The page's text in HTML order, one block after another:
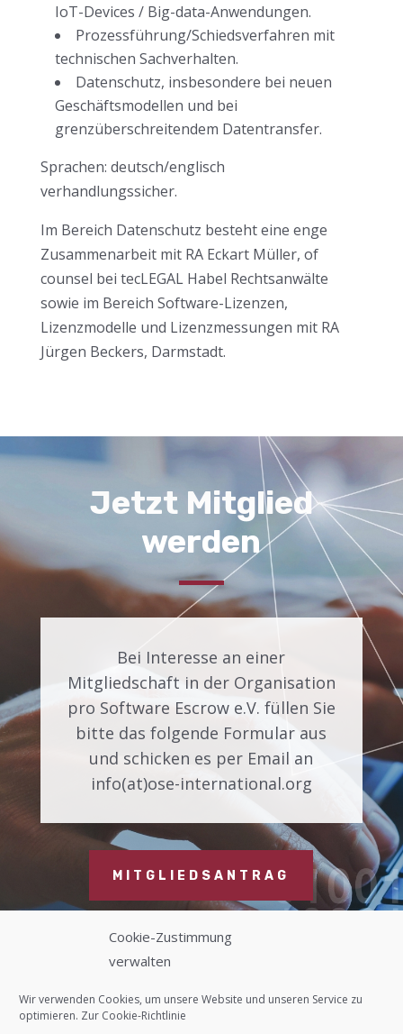
Cookie-Zustimmung
verwalten
Wir verwenden Cookies, um unsere Website und unseren Service zu
optimieren. Zur Cookie-Richtlinie
IoT-Devices / Big-data-Anwendungen.
Prozessführung/Schiedsverfahren mit
technischen Sachverhalten.
Datenschutz, insbesondere bei neuen
Geschäftsmodellen und bei
grenzüberschreitendem Datentransfer.
Sprachen: deutsch/englisch
verhandlungssicher.
Im Bereich Datenschutz besteht eine enge
Zusammenarbeit mit RA Eckart Müller, of
counsel bei tecLEGAL Habel Rechtsanwälte
sowie im Bereich Software-Lizenzen,
Lizenzmodelle und Lizenzmessungen mit RA
Jürgen Beckers, Darmstadt.
Jetzt Mitglied
werden
Bei Interesse an einer
Mitgliedschaft in der Organisation
pro Software Escrow e.V. füllen Sie
bitte das folgende Formular aus
und schicken es per Email an
info(at)ose-international.org
MITGLIEDSANTRAG
Kontakt